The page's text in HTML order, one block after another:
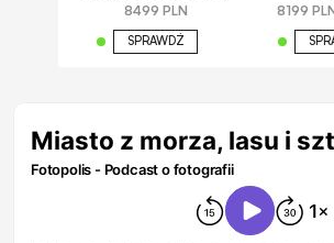
8499 PLN
SPRAWDŹ
8199